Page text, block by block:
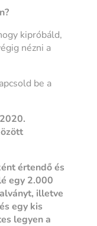
kipróbáld,
nézni a
be a
értendő és
egy 2.000
illetve
egy kis
legyen a